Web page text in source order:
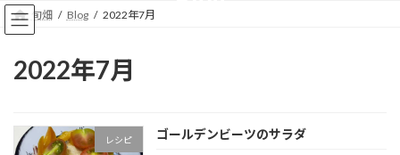
コ
ン
ナ
ビ
旬畑 Blog 2022年7月
2022年7月
レシピ ゴールデンビーツのサラダ